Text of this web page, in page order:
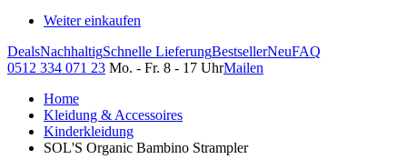
Weiter einkaufen
DealsNachhaltigSchnelle LieferungBestsellerNeuFAQ
0512 334 071 23 Mo. - Fr. 8 - 17 UhrMailen
Home
Kleidung & Accessoires
Kinderkleidung
SOL'S Organic Bambino Strampler